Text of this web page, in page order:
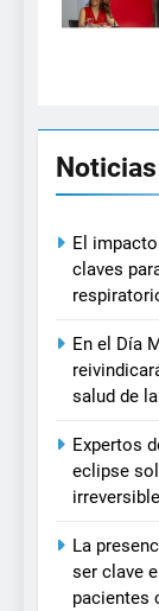
El
claves
En el Día
salud de
Expertos
eclipse
La
ser clave
pacientes